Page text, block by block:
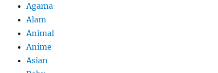
Agama
Alam
Animal
Anime
Asian